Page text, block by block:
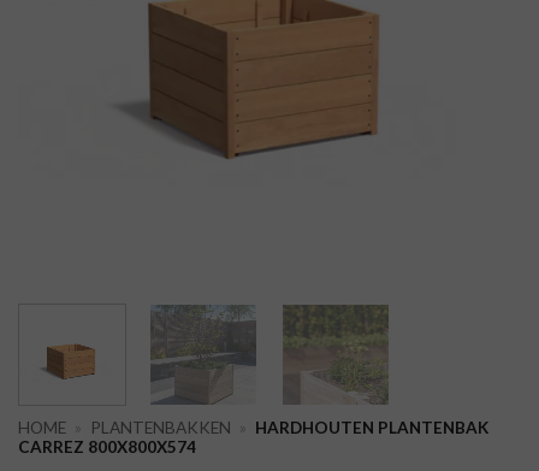
HOME » PLANTENBAKKEN » HARDHOUTEN PLANTENBAK
CARREZ 800X800X574